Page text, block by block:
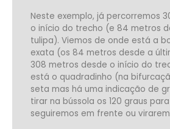
Neste exemplo, já percorremos
o início do trecho (e 84 metros
tulipa). Viemos de onde está a
exata (os 84 metros desde a
308 metros desde o início do
está o quadradinho (na
seta mas há uma indicação de
tirar na bússola os 120 graus
seguiremos em frente ou